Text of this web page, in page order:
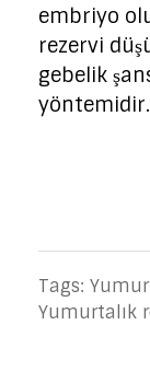
embriyo
rezervi
gebelik
yöntemidir.
Tags:
Yumurtalık